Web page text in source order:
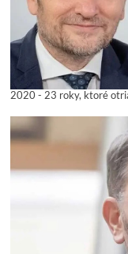
2020 - 23 roky, ktoré